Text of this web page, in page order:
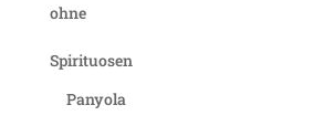
ohne
Spirituosen
Panyola